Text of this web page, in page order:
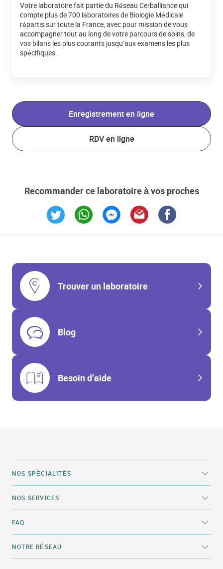
Votre laboratoire fait partie du Réseau Cerballiance qui
compte plus de 700 laboratoires de Biologie Médicale
répartis sur toute la France, avec pour mission de vous
accompagner tout au long de votre parcours de soins, de
vos bilans les plus courants jusqu’aux examens les plus
spécifiques.
Enregistrement en ligne
RDV en ligne
Recommander ce laboratoire à vos proches
Trouver un laboratoire
Blog
Besoin d’aide
NOS SPÉCIALITÉS
NOS SERVICES
FAQ
NOTRE RÉSEAU